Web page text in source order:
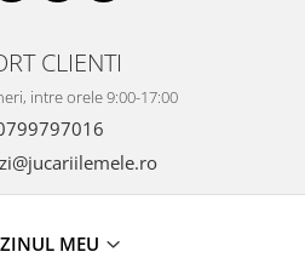
CLIENTI
intre orele 9:00-17:00
MEU